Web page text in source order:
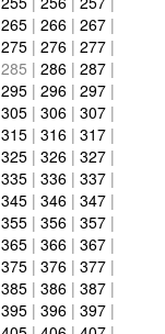
265 | 266 | 267 |
275 | 276 | 277 |
285 | 286 | 287 |
295 | 296 | 297 |
305 | 306 | 307 |
315 | 316 | 317 |
325 | 326 | 327 |
335 | 336 | 337 |
345 | 346 | 347 |
355 | 356 | 357 |
365 | 366 | 367 |
375 | 376 | 377 |
385 | 386 | 387 |
395 | 396 | 397 |